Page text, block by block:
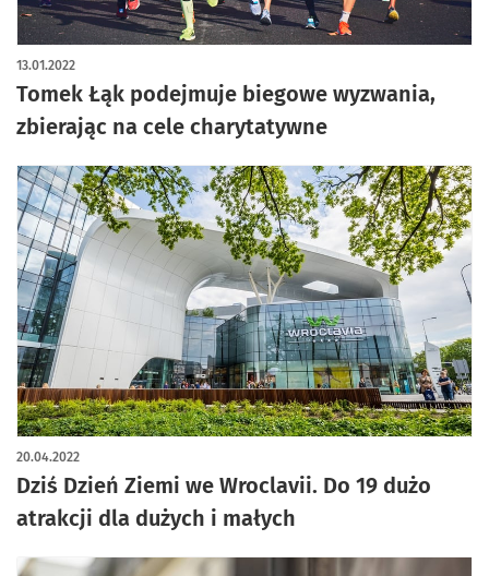
Tomek Łąk podejmuje biegowe wyzwania,
zbierając na cele charytatywne
13.01.2022
Dziś Dzień Ziemi we Wroclavii. Do 19 dużo
atrakcji dla dużych i małych
20.04.2022